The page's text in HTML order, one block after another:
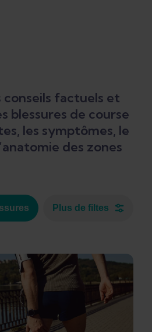
factuels et
blessures de course
les symptômes, le
des zones
Plus de filtes